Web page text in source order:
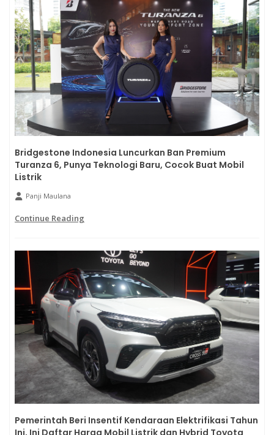
Bridgestone Indonesia Luncurkan Ban Premium
Turanza 6, Punya Teknologi Baru, Cocok Buat Mobil
Listrik
Panji Maulana
Continue Reading
Pemerintah Beri Insentif Kendaraan Elektrifikasi Tahun
Ini, Ini Daftar Harga Mobil Listrik dan Hybrid Toyota